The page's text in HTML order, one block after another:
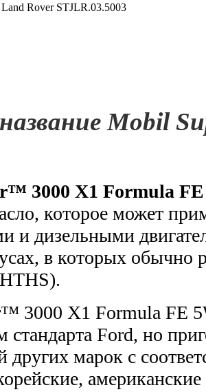
Land Rover STJLR.03.5003
Mobil
3000 X1 Formula FE
которое может
и дизельными
в которых обычно
3000 X1 Formula FE
стандарта Ford, но
других марок с